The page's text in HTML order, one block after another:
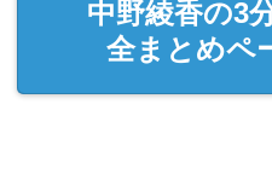
中野綾香の3
全まとめペ